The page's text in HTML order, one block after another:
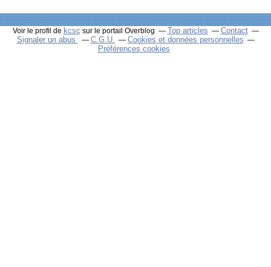
Voir le profil de kcsc sur le portail Overblog Top articles
Contact
Signaler un abus
C.G.U.
Cookies et données personnelles
Préférences cookies